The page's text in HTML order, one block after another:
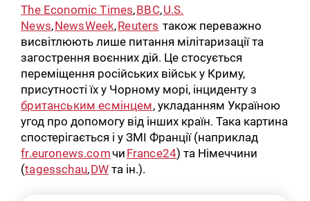
The Economic Times,BBC,U.S.
News,NewsWeek,Reuters також переважно
висвітлюють лише питання мілітаризації та
загострення воєнних дій. Це стосується
переміщення російських військ у Криму,
присутності їх у Чорному морі, інциденту з
британським есмінцем, укладанням Україною
угод про допомогу від інших країн. Така картина
спостерігається і у ЗМІ Франції (наприклад
fr.euronews.comчи France24) та Німеччини
(tagesschau,DW та ін.).